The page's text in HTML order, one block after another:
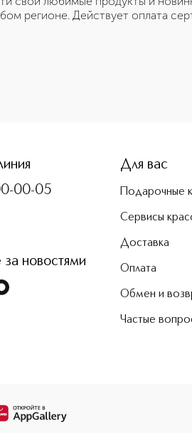
регионе. Действует оплата
00-05
новостями
Для вас
Подарочные
Сервисы
Доставка
Оплата
Обмен и
Частые